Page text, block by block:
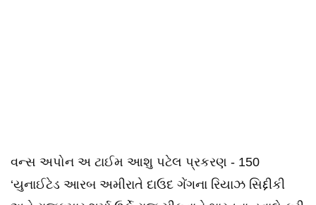
વન્સ અપોન અ ટાઈમ આશુ પટેલ પ્રકરણ - 150
‘યુનાઈટેડ આરબ અમીરાતે દાઉદ ગેંગના રિયાઝ સિદ્દીકી